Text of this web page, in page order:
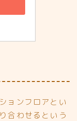
ョンフロアとい
合わせるという